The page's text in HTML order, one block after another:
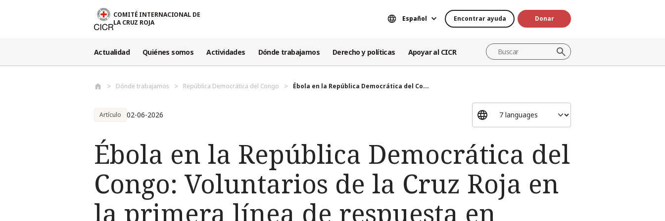
COMITÉ INTERNACIONAL DE
LA CRUZ ROJA
Español Encontrar ayuda Donar
Actualidad Quiénes somos Actividades Dónde trabajamos Derecho y políticas Apoyar al CICR
Dónde trabajamos República Democrática del Congo Ébola en la República Democrática del Co...
Artículo 02-06-2026
Ébola en la República Democrática del
Congo: Voluntarios de la Cruz Roja en
la primera línea de respuesta en